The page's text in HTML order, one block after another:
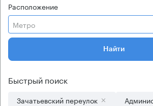
Расположение
Метро
Найти
Быстрый поиск
Зачатьевский переулок